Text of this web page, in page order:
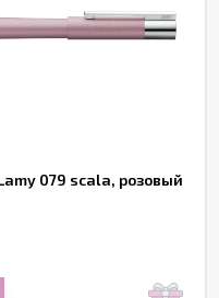
079 scala, розовый